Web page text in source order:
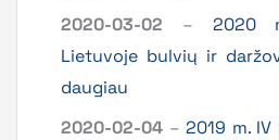
2020-03-02 – 2020
Lietuvoje bulvių ir
daugiau
2020-02-04 –2019 m.